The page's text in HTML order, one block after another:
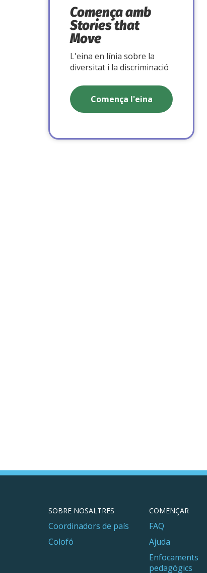
Comença amb
Stories that
Move
L'eina en línia sobre la
diversitat i la discriminació
Comença l'eina
SOBRE NOSALTRES
Coordinadors de país
Colofó
COMENÇAR
FAQ
Ajuda
Enfocaments
pedagògics